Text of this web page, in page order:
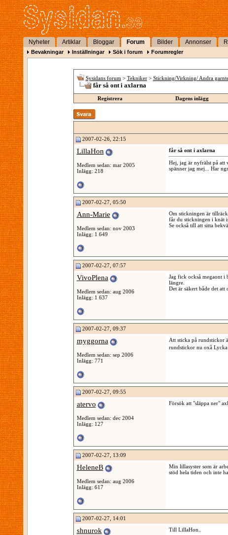
Nyheter Artiklar Bloggar Forum Bilder Annonser
Bevakningar Inställningar Sök i forum Forumregler
Sysidans forum > Tekniker > Stickning/Virkning/ Andra
får så ont i axlarna
Registrera
Dagens inlägg
2007-02-26, 22:15
LillaHon
Medlem sedan: mar 2005
Inlägg: 218
får så ont i axlarna
Hej, jag är nyfrälst på att
spänner jag mej... Har
2007-02-27, 05:50
Ann-Marie
Medlem sedan: nov 2003
Inlägg: 1 649
Om stickningen är
får du stickningen i knät
Se också till att sitta
2007-02-27, 07:57
VivoPlena
Medlem sedan: aug 2006
Inlägg: 1 637
Jag fick också megaont i
längre.
Det är säkert både det
2007-02-27, 09:37
myggorna
Medlem sedan: sep 2006
Inlägg: 771
Att sticka på rundstickor
rundstickor nu oxå
2007-02-27, 09:55
atervo
Medlem sedan: dec 2004
Inlägg: 127
Försök att "släppa ner"
2007-02-27, 13:09
HeleneB
Medlem sedan: aug 2006
Inlägg: 617
Min lillasyster som är
stöd hela tiden och inte
2007-02-27, 14:01
shnurok
Till LillaHon..